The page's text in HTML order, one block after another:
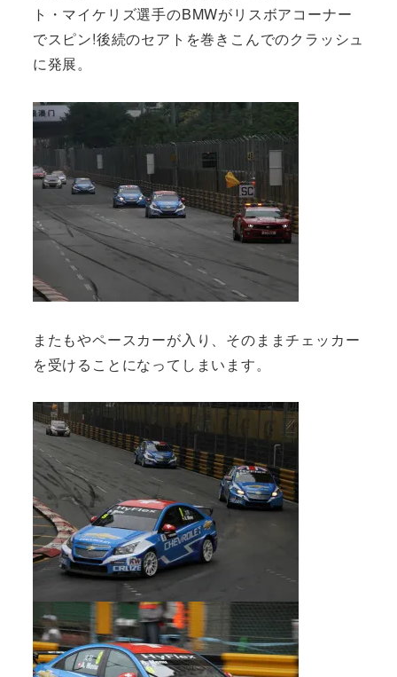
ト・マイケリズ選手のBMWがリスボアコーナー
でスピン!後続のセアトを巻きこんでのクラッシュ
に発展。
またもやペースカーが入り、そのままチェッカー
を受けることになってしまいます。